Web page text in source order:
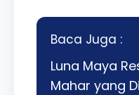
Baca Juga :
Luna Maya
Mahar yang